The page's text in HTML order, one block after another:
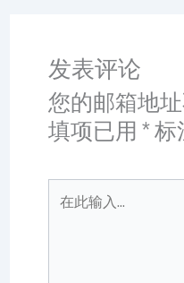
发表评论
您的邮箱地址
填项已用 *标